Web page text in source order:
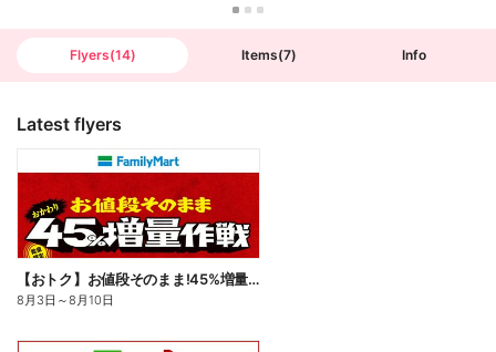
Flyers(14) Items(7) Info
Latest flyers
【おトク】お値段そのまま!45%増量作戦!
8月3日 ～8月10日